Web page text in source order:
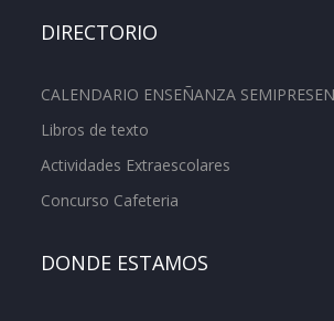
DIRECTORIO
CALENDARIO ENSEÑANZA
Libros de texto
Actividades Extraescolares
Concurso Cafeteria
DONDE ESTAMOS